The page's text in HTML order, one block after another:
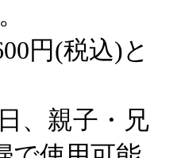
円(税込)と
、親子・兄